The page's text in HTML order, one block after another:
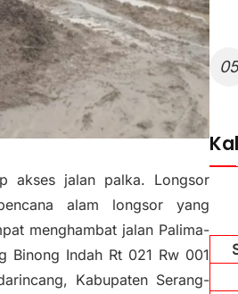
akses jalan palka. Longsor
alam longsor yang
menghambat jalan Palima-
Binong Indah Rt 021 Rw 001
Kabupaten Serang-
05